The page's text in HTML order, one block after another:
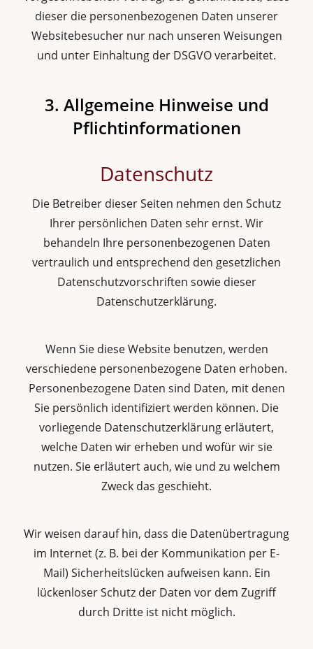
dieser die personenbezogenen Daten unserer
Websitebesucher nur nach unseren Weisungen
und unter Einhaltung der DSGVO verarbeitet.
3. Allgemeine Hinweise und
Pflicht­informationen
Datenschutz
Die Betreiber dieser Seiten nehmen den Schutz
Ihrer persönlichen Daten sehr ernst. Wir
behandeln Ihre personenbezogenen Daten
vertraulich und entsprechend den gesetzlichen
Datenschutzvorschriften sowie dieser
Datenschutzerklärung.
Wenn Sie diese Website benutzen, werden
verschiedene personenbezogene Daten erhoben.
Personenbezogene Daten sind Daten, mit denen
Sie persönlich identifiziert werden können. Die
vorliegende Datenschutzerklärung erläutert,
welche Daten wir erheben und wofür wir sie
nutzen. Sie erläutert auch, wie und zu welchem
Zweck das geschieht.
Wir weisen darauf hin, dass die Datenübertragung
im Internet (z. B. bei der Kommunikation per E-
Mail) Sicherheitslücken aufweisen kann. Ein
lückenloser Schutz der Daten vor dem Zugriff
durch Dritte ist nicht möglich.